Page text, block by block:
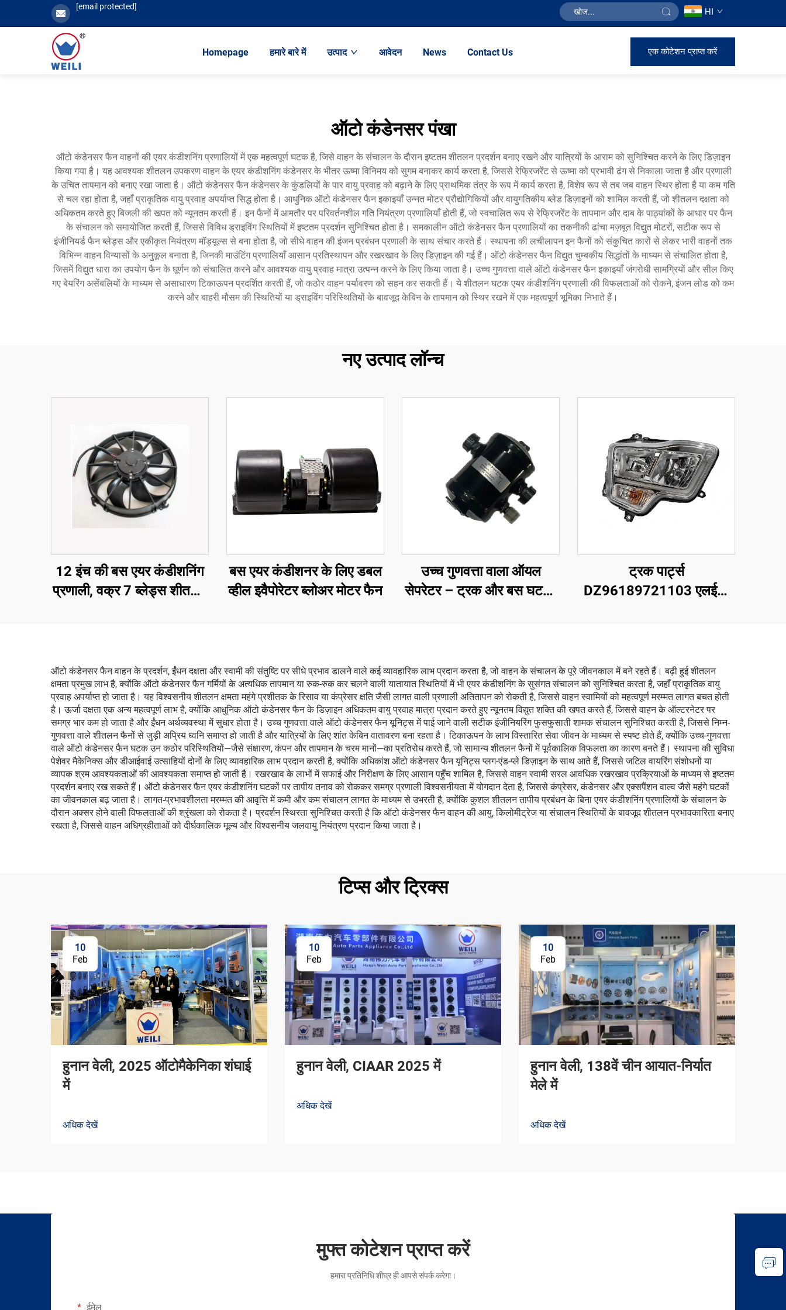
[email protected] HI
Homepage हमारे बारे में उत्पाद आवेदन News Contact Us एक कोटेशन प्राप्त करें
ऑटो कंडेनसर पंखा
ऑटो कंडेनसर फैन वाहनों की एयर कंडीशनिंग प्रणालियों में एक महत्वपूर्ण घटक है, जिसे वाहन के संचालन के दौरान इष्टतम शीतलन प्रदर्शन बनाए रखने और यात्रियों के आराम को सुनिश्चित करने के लिए डिज़ाइन
किया गया है। यह आवश्यक शीतलन उपकरण वाहन के एयर कंडीशनिंग कंडेनसर के भीतर ऊष्मा विनिमय को सुगम बनाकर कार्य करता है, जिससे रेफ्रिजरेंट से ऊष्मा को प्रभावी ढंग से निकाला जाता है और प्रणाली
के उचित तापमान को बनाए रखा जाता है। ऑटो कंडेनसर फैन कंडेनसर के कुंडलियों के पार वायु प्रवाह को बढ़ाने के लिए प्राथमिक तंत्र के रूप में कार्य करता है, विशेष रूप से तब जब वाहन स्थिर होता है या कम गति
से चल रहा होता है, जहाँ प्राकृतिक वायु प्रवाह अपर्याप्त सिद्ध होता है। आधुनिक ऑटो कंडेनसर फैन इकाइयाँ उन्नत मोटर प्रौद्योगिकियों और वायुगतिकीय ब्लेड डिज़ाइनों को शामिल करती हैं, जो शीतलन दक्षता को
अधिकतम करते हुए बिजली की खपत को न्यूनतम करती हैं। इन फैनों में आमतौर पर परिवर्तनशील गति नियंत्रण प्रणालियाँ होती हैं, जो स्वचालित रूप से रेफ्रिजरेंट के तापमान और दाब के पाठ्यांकों के आधार पर फैन
के संचालन को समायोजित करती हैं, जिससे विविध ड्राइविंग स्थितियों में इष्टतम प्रदर्शन सुनिश्चित होता है। समकालीन ऑटो कंडेनसर फैन प्रणालियों का तकनीकी ढांचा मज़बूत विद्युत मोटरों, सटीक रूप से
इंजीनियर्ड फैन ब्लेड्स और एकीकृत नियंत्रण मॉड्यूल्स से बना होता है, जो सीधे वाहन की इंजन प्रबंधन प्रणाली के साथ संचार करते हैं। स्थापना की लचीलापन इन फैनों को संकुचित कारों से लेकर भारी वाहनों तक
विभिन्न वाहन विन्यासों के अनुकूल बनाता है, जिनकी माउंटिंग प्रणालियाँ आसान प्रतिस्थापन और रखरखाव के लिए डिज़ाइन की गई हैं। ऑटो कंडेनसर फैन विद्युत चुम्बकीय सिद्धांतों के माध्यम से संचालित होता है,
जिसमें विद्युत धारा का उपयोग फैन के घूर्णन को संचालित करने और आवश्यक वायु प्रवाह मात्रा उत्पन्न करने के लिए किया जाता है। उच्च गुणवत्ता वाले ऑटो कंडेनसर फैन इकाइयाँ जंगरोधी सामग्रियों और सील किए
गए बेयरिंग असेंबलियों के माध्यम से असाधारण टिकाऊपन प्रदर्शित करती हैं, जो कठोर वाहन पर्यावरण को सहन कर सकती हैं। ये शीतलन घटक एयर कंडीशनिंग प्रणाली की विफलताओं को रोकने, इंजन लोड को कम
करने और बाहरी मौसम की स्थितियों या ड्राइविंग परिस्थितियों के बावजूद केबिन के तापमान को स्थिर रखने में एक महत्वपूर्ण भूमिका निभाते हैं।
नए उत्पाद लॉन्च
12 इंच की बस एयर कंडीशनिंग
प्रणाली, वक्र 7 ब्लेड्स शीतलन
बस एयर कंडीशनर के लिए डबल
व्हील इवैपोरेटर ब्लोअर मोटर फैन
उच्च गुणवत्ता वाला ऑयल
सेपरेटर – ट्रक और बस घटक,
ट्रक पार्ट्स
DZ96189721103 एलईडी
ऑटो कंडेनसर फैन वाहन के प्रदर्शन, ईंधन दक्षता और स्वामी की संतुष्टि पर सीधे प्रभाव डालने वाले कई व्यावहारिक लाभ प्रदान करता है, जो वाहन के संचालन के पूरे जीवनकाल में बने रहते हैं। बढ़ी हुई शीतलन
क्षमता प्रमुख लाभ है, क्योंकि ऑटो कंडेनसर फैन गर्मियों के अत्यधिक तापमान या रुक-रुक कर चलने वाली यातायात स्थितियों में भी एयर कंडीशनिंग के सुसंगत संचालन को सुनिश्चित करता है, जहाँ प्राकृतिक वायु
प्रवाह अपर्याप्त हो जाता है। यह विश्वसनीय शीतलन क्षमता महंगे प्रशीतक के रिसाव या कंप्रेसर क्षति जैसी लागत वाली प्रणाली अतितापन को रोकती है, जिससे वाहन स्वामियों को महत्वपूर्ण मरम्मत लागत बचत होती
है। ऊर्जा दक्षता एक अन्य महत्वपूर्ण लाभ है, क्योंकि आधुनिक ऑटो कंडेनसर फैन के डिज़ाइन अधिकतम वायु प्रवाह मात्रा प्रदान करते हुए न्यूनतम विद्युत शक्ति की खपत करते हैं, जिससे वाहन के ऑल्टरनेटर पर
समग्र भार कम हो जाता है और ईंधन अर्थव्यवस्था में सुधार होता है। उच्च गुणवत्ता वाले ऑटो कंडेनसर फैन यूनिट्स में पाई जाने वाली सटीक इंजीनियरिंग फुसफुसाती शामक संचालन सुनिश्चित करती है, जिससे निम्न-
गुणवत्ता वाले शीतलन फैनों से जुड़ी अप्रिय ध्वनि समाप्त हो जाती है और यात्रियों के लिए शांत केबिन वातावरण बना रहता है। टिकाऊपन के लाभ विस्तारित सेवा जीवन के माध्यम से स्पष्ट होते हैं, क्योंकि उच्च-गुणवत्ता
वाले ऑटो कंडेनसर फैन घटक उन कठोर परिस्थितियों—जैसे संक्षारण, कंपन और तापमान के चरम मानों—का प्रतिरोध करते हैं, जो सामान्य शीतलन फैनों में पूर्वकालिक विफलता का कारण बनते हैं। स्थापना की सुविधा
पेशेवर मैकेनिक्स और डीआईवाई उत्साहियों दोनों के लिए व्यावहारिक लाभ प्रदान करती है, क्योंकि अधिकांश ऑटो कंडेनसर फैन यूनिट्स प्लग-एंड-प्ले डिज़ाइन के साथ आते हैं, जिससे जटिल वायरिंग संशोधनों या
व्यापक श्रम आवश्यकताओं की आवश्यकता समाप्त हो जाती है। रखरखाव के लाभों में सफाई और निरीक्षण के लिए आसान पहुँच शामिल है, जिससे वाहन स्वामी सरल आवधिक रखरखाव प्रक्रियाओं के माध्यम से इष्टतम
प्रदर्शन बनाए रख सकते हैं। ऑटो कंडेनसर फैन एयर कंडीशनिंग घटकों पर तापीय तनाव को रोककर समग्र प्रणाली विश्वसनीयता में योगदान देता है, जिससे कंप्रेसर, कंडेनसर और एक्सपैंशन वाल्व जैसे महंगे घटकों
का जीवनकाल बढ़ जाता है। लागत-प्रभावशीलता मरम्मत की आवृत्ति में कमी और कम संचालन लागत के माध्यम से उभरती है, क्योंकि कुशल शीतलन तापीय प्रबंधन के बिना एयर कंडीशनिंग प्रणालियों के संचालन के
दौरान अक्सर होने वाली विफलताओं की श्रृंखला को रोकता है। प्रदर्शन स्थिरता सुनिश्चित करती है कि ऑटो कंडेनसर फैन वाहन की आयु, किलोमीट्रेज या संचालन स्थितियों के बावजूद शीतलन प्रभावकारिता बनाए
रखता है, जिससे वाहन अधिग्रहीताओं को दीर्घकालिक मूल्य और विश्वसनीय जलवायु नियंत्रण प्रदान किया जाता है।
टिप्स और ट्रिक्स
10
Feb
हुनान वेली, 2025 ऑटोमैकेनिका शंघाई
में
अधिक देखें
10
Feb
हुनान वेली, CIAAR 2025 में
अधिक देखें
10
Feb
हुनान वेली, 138वें चीन आयात-निर्यात
मेले में
अधिक देखें
मुफ्त कोटेशन प्राप्त करें
हमारा प्रतिनिधि शीघ्र ही आपसे संपर्क करेगा।
ईमेल